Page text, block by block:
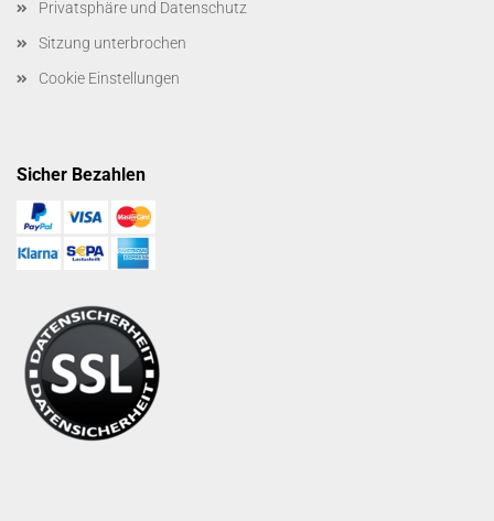
Privatsphäre und Datenschutz
Sitzung unterbrochen
Cookie Einstellungen
Sicher Bezahlen